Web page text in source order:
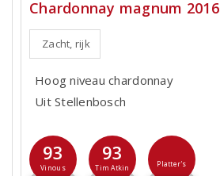
Chardonnay magnum 2016
Zacht, rijk
Hoog niveau chardonnay
Uit Stellenbosch
93
Vinous
93
Tim Atkin Platter's